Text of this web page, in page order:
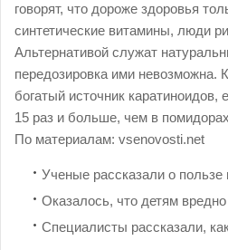
говорят, что дороже здоровья
синтетические витамины, люди
Альтернативой служат
передозировка ими
богатый источник
15 раз и больше, чем в
По материалам: vsenovosti.net
Ученые рассказали о пользе
Оказалось, что детям
Специалисты рассказали,